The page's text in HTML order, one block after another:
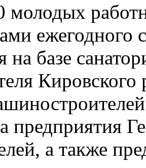
молодых
ежегодного
на базе
предприятия
а также